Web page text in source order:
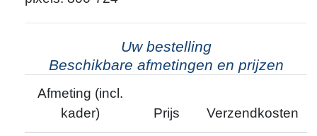
Uw bestelling
Beschikbare afmetingen en prijzen
Afmeting (incl.
kader)
Prijs Verzendkosten